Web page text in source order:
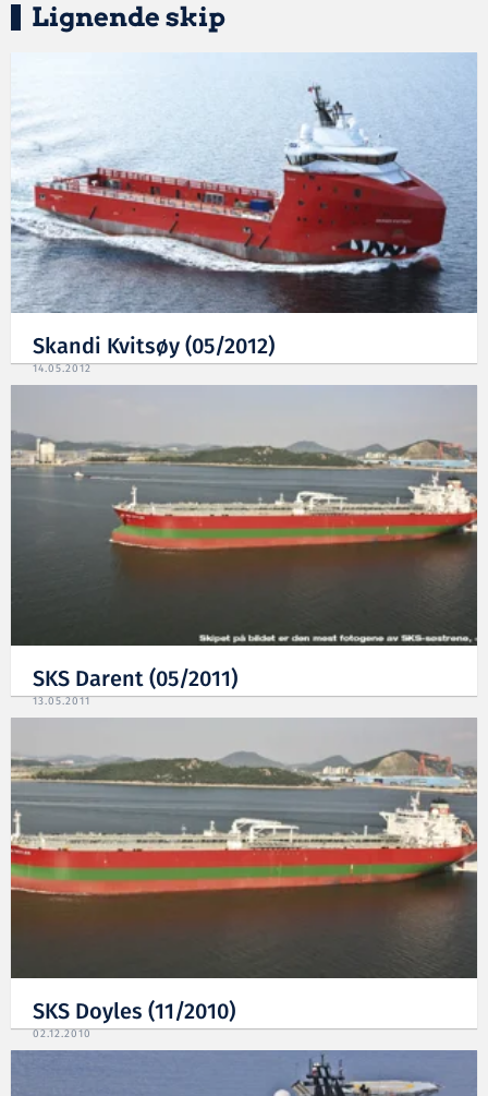
Lignende skip
Skandi Kvitsøy (05/2012)
14.05.2012
SKS Darent (05/2011)
13.05.2011
SKS Doyles (11/2010)
02.12.2010